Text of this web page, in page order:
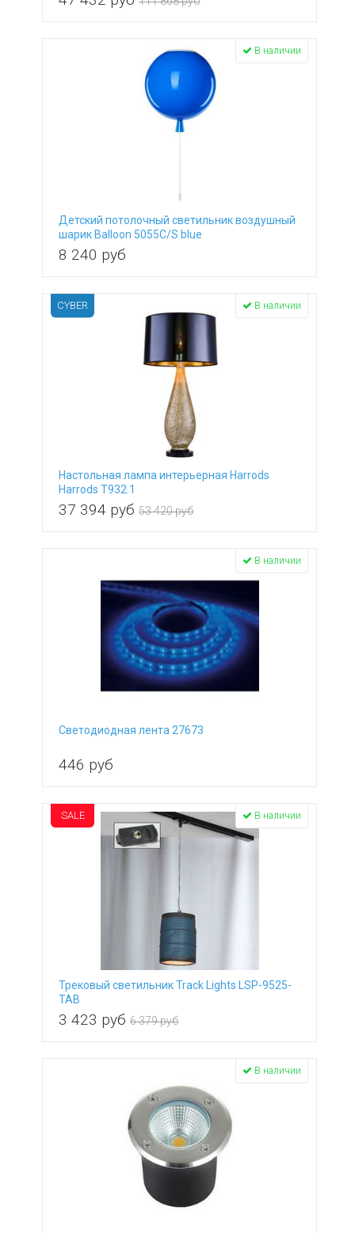
Детский потолочный светильник воздушный
шарик Balloon 5055C/S blue
8 240 руб
В наличии
Настольная лампа интерьерная Harrods
Harrods T932.1
37 394 руб 53 420 руб
CYBER В наличии
Светодиодная лента 27673
446 руб
В наличии
Трековый светильник Track Lights LSP-9525-
TAB
3 423 руб 6 379 руб
SALE В наличии
В наличии